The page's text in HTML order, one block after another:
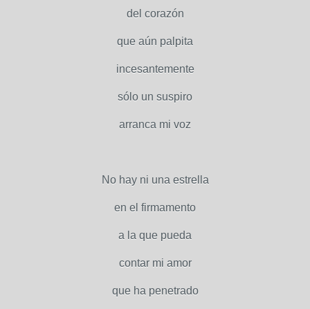
del corazón
que aún palpita
incesantemente
sólo un suspiro
arranca mi voz
No hay ni una estrella
en el firmamento
a la que pueda
contar mi amor
que ha penetrado